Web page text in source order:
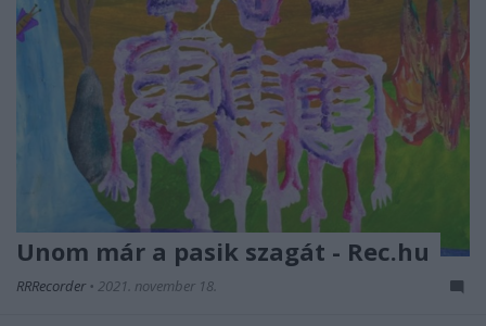
Unom már a pasik szagát - Rec.hu
RRRecorder • 2021. november 18.